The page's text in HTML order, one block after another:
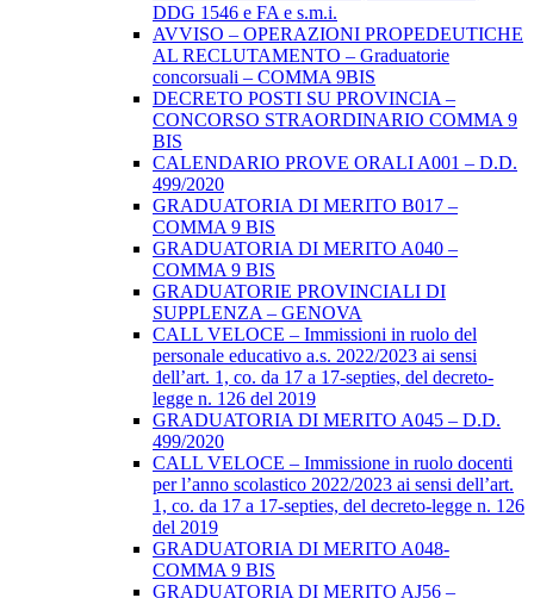
DDG 1546 e FA e s.m.i.
AVVISO – OPERAZIONI PROPEDEUTICHE
AL RECLUTAMENTO – Graduatorie
concorsuali – COMMA 9BIS
DECRETO POSTI SU PROVINCIA –
CONCORSO STRAORDINARIO COMMA 9
BIS
CALENDARIO PROVE ORALI A001 – D.D.
499/2020
GRADUATORIA DI MERITO B017 –
COMMA 9 BIS
GRADUATORIA DI MERITO A040 –
COMMA 9 BIS
GRADUATORIE PROVINCIALI DI
SUPPLENZA – GENOVA
CALL VELOCE – Immissioni in ruolo del
personale educativo a.s. 2022/2023 ai sensi
dell’art. 1, co. da 17 a 17-septies, del decreto-
legge n. 126 del 2019
GRADUATORIA DI MERITO A045 – D.D.
499/2020
CALL VELOCE – Immissione in ruolo docenti
per l’anno scolastico 2022/2023 ai sensi dell’art.
1, co. da 17 a 17-septies, del decreto-legge n. 126
del 2019
GRADUATORIA DI MERITO A048-
COMMA 9 BIS
GRADUATORIA DI MERITO AJ56 –